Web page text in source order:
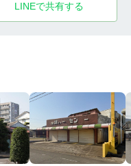
LINEで共有する